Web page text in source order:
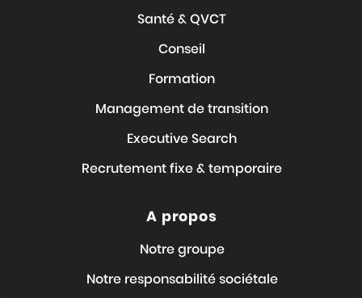
Santé & QVCT
Conseil
Formation
Management de transition
Executive Search
Recrutement fixe & temporaire
A propos
Notre groupe
Notre responsabilité sociétale